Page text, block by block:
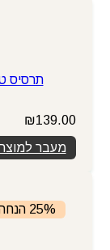
תרסיס
₪139.00
מעבר למוצר
25% הנחה